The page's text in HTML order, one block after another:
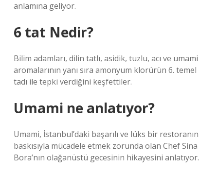
anlamına geliyor.
6 tat Nedir?
Bilim adamları, dilin tatlı, asidik, tuzlu, acı ve umami
aromalarının yanı sıra amonyum klorürün 6. temel
tadı ile tepki verdiğini keşfettiler.
Umami ne anlatıyor?
Umami, İstanbul’daki başarılı ve lüks bir restoranın
baskısıyla mücadele etmek zorunda olan Chef Sina
Bora’nın olağanüstü gecesinin hikayesini anlatıyor.